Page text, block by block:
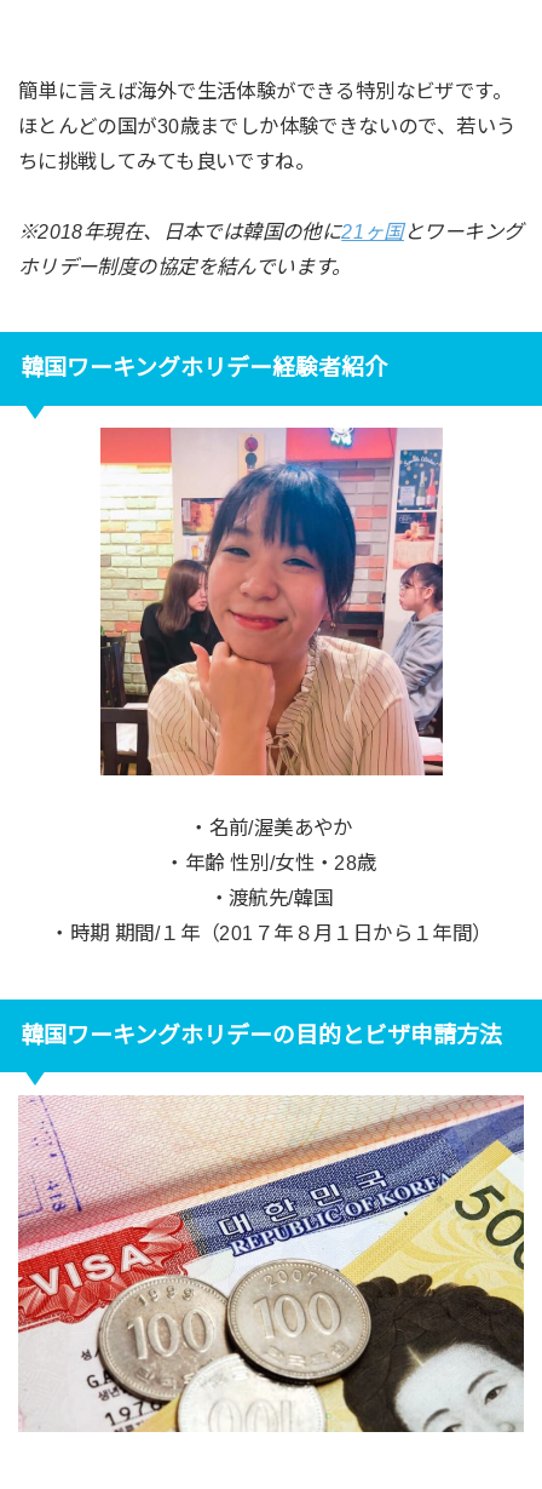
簡単に言えば海外で生活体験ができる特別なビザです。
ほとんどの国が30歳までしか体験できないので、若いう
ちに挑戦してみても良いですね。
※2018年現在、日本では韓国の他に21ヶ国とワーキング
ホリデー制度の協定を結んでいます。
韓国ワーキングホリデー経験者紹介
・名前/渥美あやか
・年齢 性別/女性・28歳
・渡航先/韓国
・時期 期間/１年（201７年８月１日から１年間）
韓国ワーキングホリデーの目的とビザ申請方法